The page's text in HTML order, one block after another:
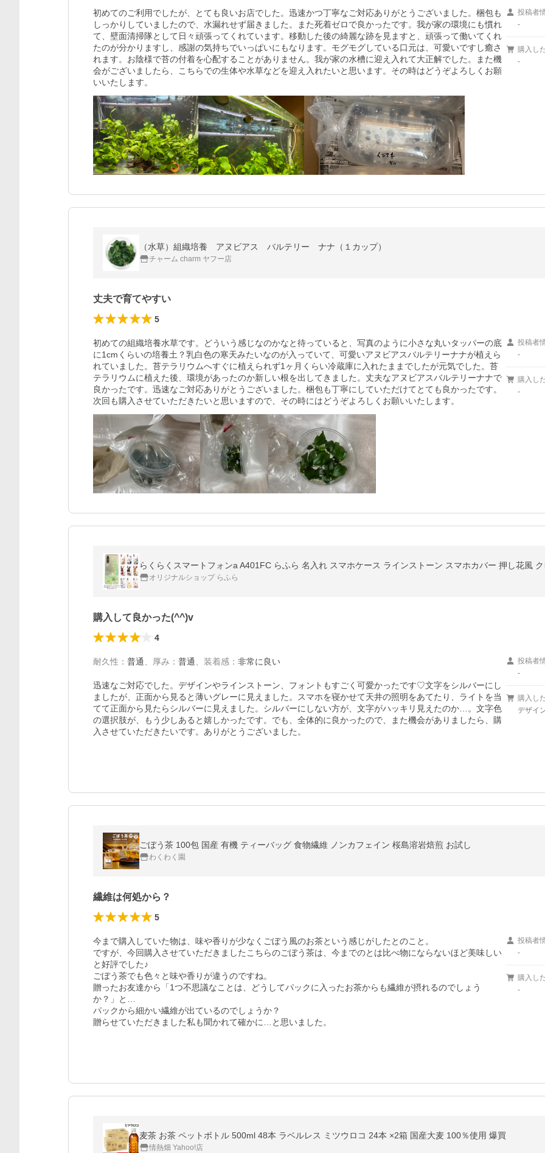
初めてのご利用でしたが、とても良いお店でした。迅速かつ丁寧なご対応ありがとうございました。梱包も
しっかりしていましたので、水漏れせず届きました。また死着ゼロで良かったです。我が家の環境にも慣れ
て、壁面清掃隊として日々頑張ってくれています。移動した後の綺麗な跡を見ますと、頑張って働いてくれ
たのが分かりますし、感謝の気持ちでいっぱいにもなります。モグモグしている口元は、可愛いですし癒さ
れます。お陰様で苔の付着を心配することがありません。我が家の水槽に迎え入れて大正解でした。また機
会がございましたら、こちらでの生体や水草などを迎え入れたいと思います。その時はどうぞよろしくお願
いいたします。
投稿者
-
購入し
-
（水草）組織培養 アヌビアス バルテリー ナナ（１カップ）
チャーム charm ヤフー店
丈夫で育てやすい
5
初めての組織培養水草です。どういう感じなのかなと待っていると、写真のように小さな丸いタッパーの底
に1cmくらいの培養土？乳白色の寒天みたいなのが入っていて、可愛いアヌビアスバルテリーナナが植えら
れていました。苔テラリウムへすぐに植えられず1ヶ月くらい冷蔵庫に入れたままでしたが元気でした。苔
テラリウムに植えた後、環境があったのか新しい根を出してきました。丈夫なアヌビアスバルテリーナナで
良かったです。迅速なご対応ありがとうございました。梱包も丁寧にしていただけてとても良かったです。
次回も購入させていただきたいと思いますので、その時にはどうぞよろしくお願いいたします。
投稿者
-
購入し
-
らくらくスマートフォンa A401FC らふら 名入れ スマホケース ラインストーン スマホカバー 押し花風
オリジナルショップ らふら
購入して良かった(^^)v
4
耐久性 ： 普通 厚み ： 普通 装着感 ： 非常に良い
迅速なご対応でした。デザインやラインストーン、フォントもすごく可愛かったです♡文字をシルバーにし
ましたが、正面から見ると薄いグレーに見えました。スマホを寝かせて天井の照明をあてたり、ライトを当
てて正面から見たらシルバーに見えました。シルバーにしない方が、文字がハッキリ見えたのか…。文字色
の選択肢が、もう少しあると嬉しかったです。でも、全体的に良かったので、また機会がありましたら、購
入させていただきたいです。ありがとうございました。
投稿者
-
購入し
デザイ
ごぼう茶 100包 国産 有機 ティーバッグ 食物繊維 ノンカフェイン 桜島溶岩焙煎 お試し
わくわく園
繊維は何処から？
5
今まで購入していた物は、味や香りが少なくごぼう風のお茶という感じがしたとのこと。
ですが、今回購入させていただきましたこちらのごぼう茶は、今までのとは比べ物にならないほど美味しい
と好評でした♪
ごぼう茶でも色々と味や香りが違うのですね。
贈ったお友達から「1つ不思議なことは、どうしてパックに入ったお茶からも繊維が摂れるのでしょう
か？」と…
パックから細かい繊維が出ているのでしょうか？
贈らせていただきました私も聞かれて確かに…と思いました。
投稿者
-
購入し
-
麦茶 お茶 ペットボトル 500ml 48本 ラベルレス ミツウロコ 24本 ×2箱 国産大麦 100％使用 爆買
情熱畑 Yahoo!店